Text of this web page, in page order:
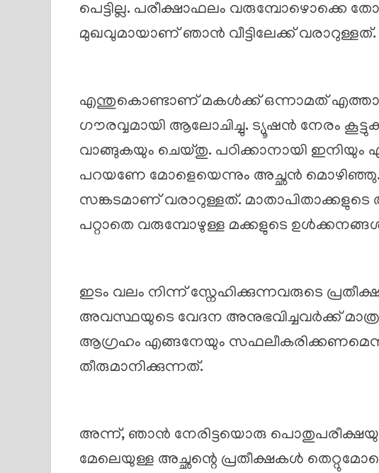
പെട്ടില്ല. പരീക്ഷാഫലം വരുമ്പോഴൊക്കെ
മുഖവുമായാണ് ഞാൻ വീട്ടിലേക്ക് വരാറുള്ളത്.
എന്തുകൊണ്ടാണ് മകൾക്ക് ഒന്നാമത്
ഗൗരവ്വമായി ആലോചിച്ചു. ട്യൂഷൻ നേരം
വാങ്ങുകയും ചെയ്തു. പഠിക്കാനായി ഇനിയും
പറയണേ മോളെയെന്നും അച്ഛൻ
സങ്കടമാണ് വരാറുള്ളത്.
പറ്റാതെ വരുമ്പോഴുള്ള മക്കളുടെ
ഇടം വലം നിന്ന് സ്നേഹിക്കുന്നവരുടെ
അവസ്ഥയുടെ വേദന അനുഭവിച്ചവർക്ക്
ആഗ്രഹം എങ്ങനേയും
തീരുമാനിക്കുന്നത്.
അന്ന്, ഞാൻ നേരിട്ടയൊരു
മേലെയുള്ള അച്ഛന്റെ പ്രതീക്ഷകൾ